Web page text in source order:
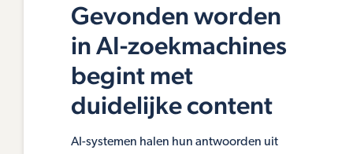
Gevonden worden
in AI-zoekmachines
begint met
duidelijke content
AI-systemen halen hun antwoorden uit